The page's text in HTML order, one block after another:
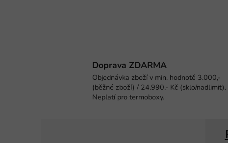
Doprava ZDARMA
Objednávka zboží v min. hodnotě 3.000,-
(běžné zboží) / 24.990,- Kč (sklo/nadlimit).
Neplatí pro termoboxy.